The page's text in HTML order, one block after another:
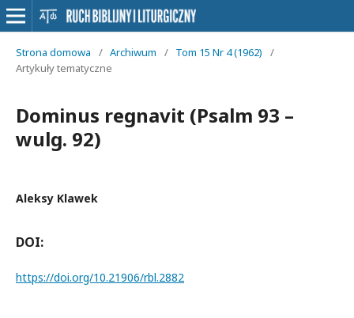
Strona domowa / Archiwum / Tom 15 Nr 4 (1962)
/
Artykuły tematyczne
Dominus regnavit (Psalm 93 –
wulg. 92)
Aleksy Klawek
DOI:
https://doi.org/10.21906/rbl.2882